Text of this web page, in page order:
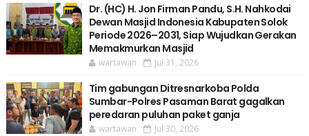
Dr. (HC) H. Jon Firman Pandu, S.H. Nahkodai
Dewan Masjid Indonesia Kabupaten Solok
Periode 2026–2031, Siap Wujudkan Gerakan
Memakmurkan Masjid
wartawan Jul 31, 2026
Tim gabungan Ditresnarkoba Polda
Sumbar-Polres Pasaman Barat gagalkan
peredaran puluhan paket ganja
wartawan Jul 30, 2026